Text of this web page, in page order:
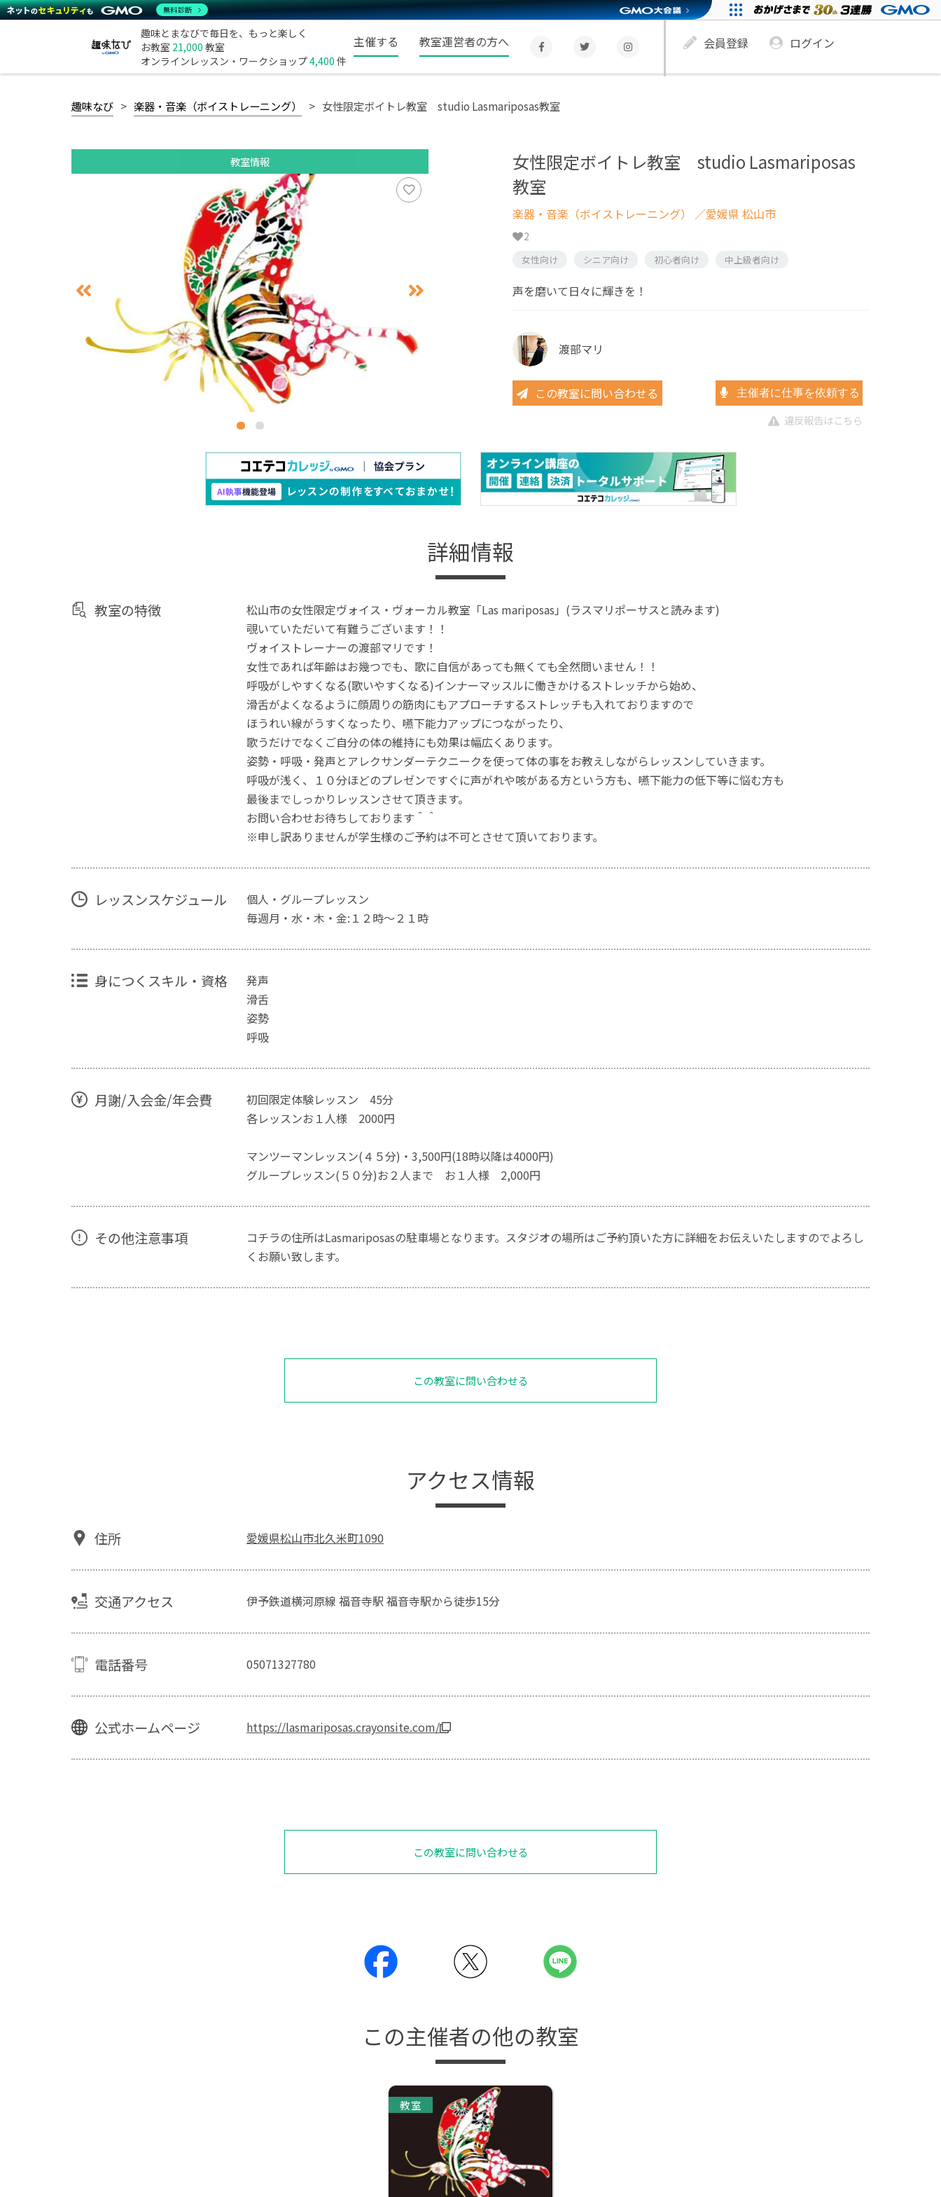
趣味とまなびで毎日を、もっと楽しく
お教室 21,000 教室
オンラインレッスン・ワークショップ4,400 件
主催する 教室運営者の方へ 会員登録 ログイン
趣味なび 楽器・音楽（ボイストレーニング） 女性限定ボイトレ教室 studio Lasmariposas教室
教室情報
女性限定ボイトレ教室 studio Lasmariposas
教室
楽器・音楽（ボイストレーニング） ／愛媛県 松山市
2
女性向け シニア向け 初心者向け 中上級者向け
声を磨いて日々に輝きを！
渡部マリ
この教室に問い合わせる 主催者に仕事を依頼する
違反報告はこちら
詳細情報
教室の特徴
松山市の女性限定ヴォイス・ヴォーカル教室「Las mariposas」(ラスマリポーサスと読みます)
覗いていただいて有難うございます！！
ヴォイストレーナーの渡部マリです！
女性であれば年齢はお幾つでも、歌に自信があっても無くても全然問いません！！
呼吸がしやすくなる(歌いやすくなる)インナーマッスルに働きかけるストレッチから始め、
滑舌がよくなるように顔周りの筋肉にもアプローチするストレッチも入れておりますので
ほうれい線がうすくなったり、嚥下能力アップにつながったり、
歌うだけでなくご自分の体の維持にも効果は幅広くあります。
姿勢・呼吸・発声とアレクサンダーテクニークを使って体の事をお教えしながらレッスンしていきます。
呼吸が浅く、１０分ほどのプレゼンですぐに声がれや咳がある方という方も、嚥下能力の低下等に悩む方も
最後までしっかりレッスンさせて頂きます。
お問い合わせお待ちしております＾＾
※申し訳ありませんが学生様のご予約は不可とさせて頂いております。
レッスンスケジュール
個人・グループレッスン
毎週月・水・木・金:１２時～２１時
身につくスキル・資格
発声
滑舌
姿勢
呼吸
月謝/入会金/年会費
初回限定体験レッスン 45分
各レッスンお１人様 2000円
マンツーマンレッスン(４５分)・3,500円(18時以降は4000円)
グループレッスン(５０分)お２人まで お１人様 2,000円
その他注意事項
コチラの住所はLasmariposasの駐車場となります。スタジオの場所はご予約頂いた方に詳細をお伝えいたしますのでよろし
くお願い致します。
この教室に問い合わせる
アクセス情報
住所 愛媛県松山市北久米町1090
交通アクセス 伊予鉄道横河原線 福音寺駅 福音寺駅から徒歩15分
電話番号 05071327780
公式ホームページ https://lasmariposas.crayonsite.com/
この教室に問い合わせる
この主催者の他の教室
教室
無料診断